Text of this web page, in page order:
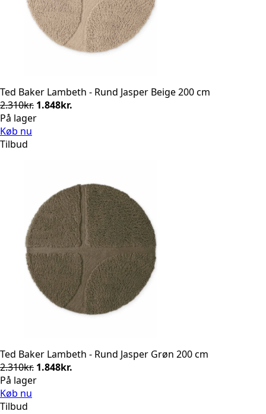
Ted Baker Lambeth - Rund Jasper Beige 200 cm
2.310kr. Den
oprindelige
1.848kr.
På lager
Køb nu
Tilbud
Ted Baker Lambeth - Rund Jasper Grøn 200 cm
2.310kr. Den
oprindelige
1.848kr.
På lager
Køb nu
Tilbud